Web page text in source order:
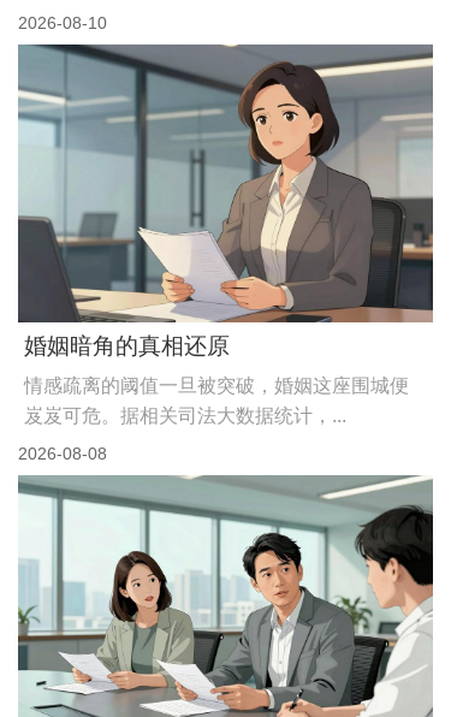
2026-08-10
婚姻暗角的真相还原
情感疏离的阈值一旦被突破，婚姻这座围城便
岌岌可危。据相关司法大数据统计，...
2026-08-08